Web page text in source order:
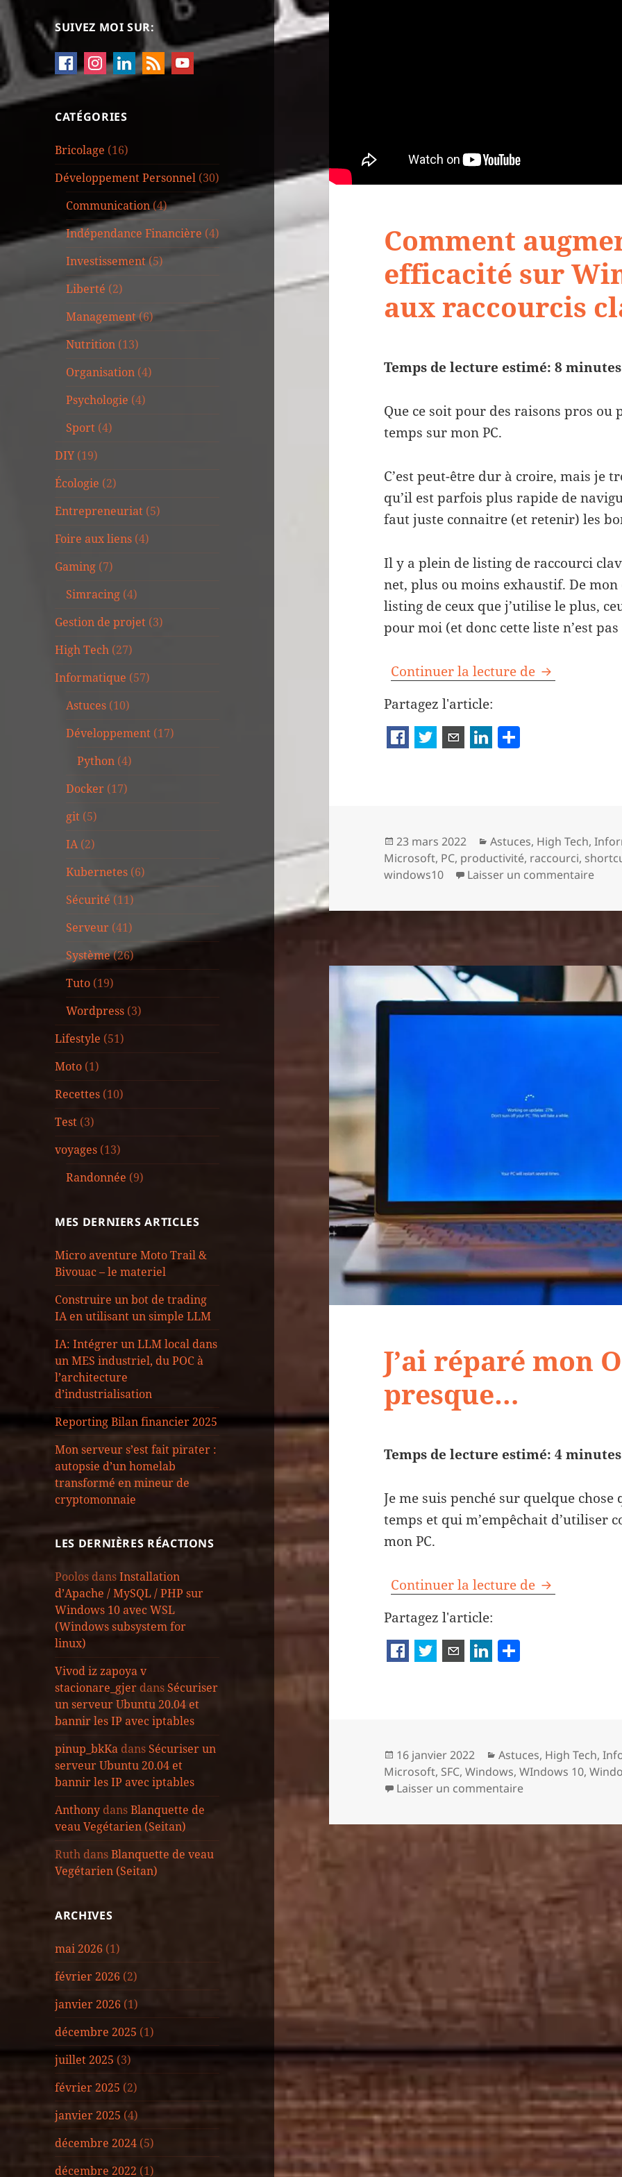
SUIVEZ MOI SUR:
CATÉGORIES
Bricolage (16)
Développement Personnel (30)
Communication(4)
Indépendance Financière (4)
Investissement (5)
Liberté (2)
Management(6)
Nutrition (13)
Organisation (4)
Psychologie (4)
Sport (4)
DIY (19)
Écologie (2)
Entrepreneuriat (5)
Foire aux liens (4)
Gaming (7)
Simracing (4)
Gestion de projet (3)
High Tech (27)
Informatique (57)
Astuces (10)
Développement (17)
Python (4)
Docker (17)
git (5)
IA(2)
Kubernetes (6)
Sécurité (11)
Serveur (41)
Système(26)
Tuto (19)
Wordpress (3)
Lifestyle (51)
Moto (1)
Recettes (10)
Test (3)
voyages (13)
Randonnée (9)
MES DERNIERS ARTICLES
Micro aventure Moto Trail &
Bivouac – le materiel
Construire un bot de trading
IA en utilisant un simple LLM
IA: Intégrer un LLM local dans
un MES industriel, du POC à
l’architecture
d’industrialisation
Reporting Bilan financier 2025
Mon serveur s’est fait pirater :
autopsie d’un homelab
transformé en mineur de
cryptomonnaie
LES DERNIÈRES RÉACTIONS
Poolos dansInstallation
d’Apache / MySQL / PHP sur
Windows 10 avec WSL
(Windows subsystem for
linux)
Vivod iz zapoya v
stacionare_gjer dansSécuriser
un serveur Ubuntu 20.04 et
bannir les IP avec iptables
pinup_bkKa dans Sécuriser un
serveur Ubuntu 20.04 et
bannir les IP avec iptables
Anthony dansBlanquette de
veau Vegétarien (Seitan)
Ruth dansBlanquette de veau
Vegétarien (Seitan)
ARCHIVES
mai 2026 (1)
février 2026 (2)
janvier 2026 (1)
décembre 2025 (1)
juillet 2025 (3)
février 2025 (2)
janvier 2025 (4)
décembre 2024 (5)
décembre 2022 (1)
Comment
efficacité sur
aux raccourcis
Temps de lecture estimé: 8 minutes
Que ce soit pour des raisons pros ou
temps sur mon PC.
C’est peut-être dur à croire, mais je
qu’il est parfois plus rapide de
faut juste connaitre (et retenir) les
Il y a plein de listing de raccourci
net, plus ou moins exhaustif. De
listing de ceux que j’utilise le plus,
pour moi (et donc cette liste n’est
Continuer la lecture de Comment
Partagez l'article:
er
Publié
le
23 mars 2022 Catégories
Astuces, High Tech,
Microsoft, PC, productivité, raccourci,
windows10
Laisser un commentairesur
J’ai réparé mon
presque…
Temps de lecture estimé: 4 minutes
Je me suis penché sur quelque
temps et qui m’empêchait d’utiliser
mon PC.
Continuer la lecture de J’ai réparé
Partagez l'article:
er
Publié
le
16 janvier 2022 Catégories
Astuces, High Tech,
Microsoft, SFC,Windows,WIndows 10,
Laisser un commentairesur J’ai réparé